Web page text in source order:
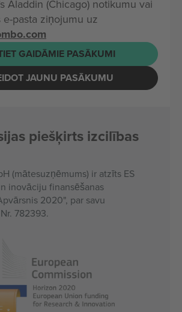
Aladdin (Chicago) notikumu vai
pasta ziņojumu uz
GAIDĀMIE PASĀKUMI
JAUNU PASĀKUMU
piešķirts izcilības
(mātesuzņēmums) ir atzīts ES
inovāciju finansēšanas
2020", par savu
782393.